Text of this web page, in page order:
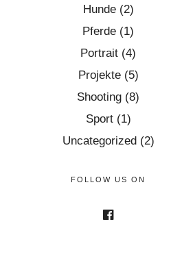
Hunde(2)
Pferde (1)
Portrait (4)
Projekte(5)
Shooting (8)
Sport(1)
Uncategorized(2)
FOLLOW US ON